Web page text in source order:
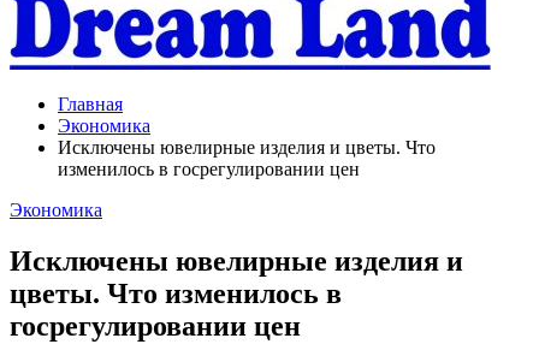
Главная
Экономика
Исключены ювелирные изделия и цветы. Что
изменилось в госрегулировании цен
Экономика
Исключены ювелирные изделия и
цветы. Что изменилось в
госрегулировании цен